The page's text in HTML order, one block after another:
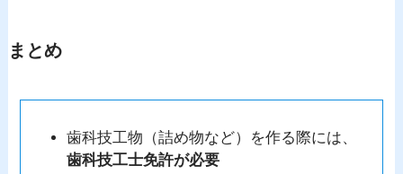
まとめ
歯科技工物（詰め物など）を作る際には、
歯科技工士免許が必要